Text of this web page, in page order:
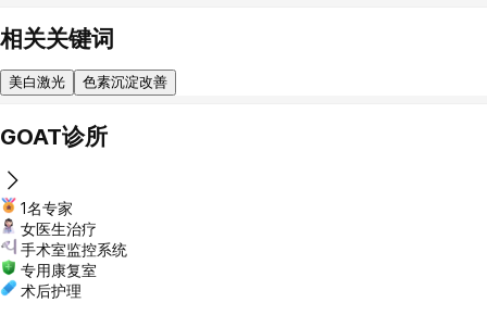
相关关键词
美白激光 色素沉淀改善
GOAT诊所
1名专家
女医生治疗
手术室监控系统
专用康复室
术后护理